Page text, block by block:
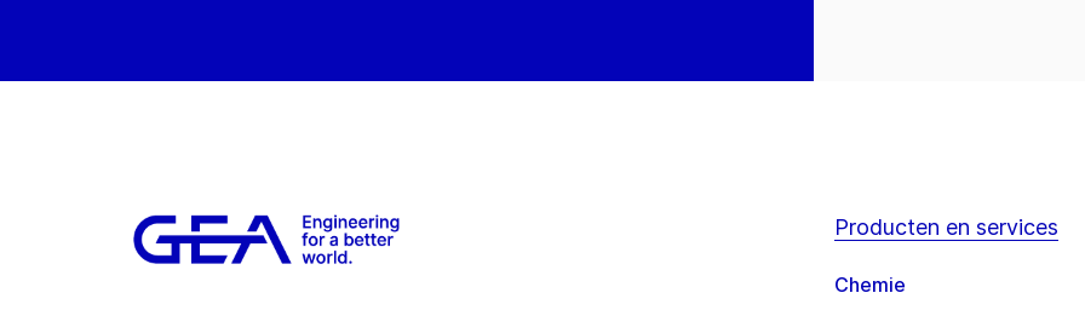
Producten en services
Chemie